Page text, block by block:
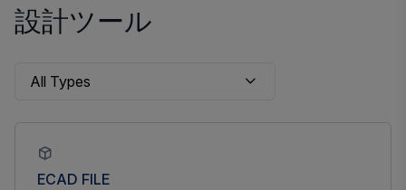
設計ツール
ECAD FILE